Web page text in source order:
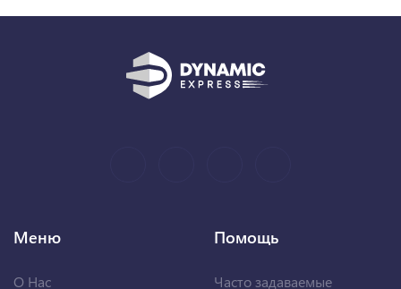
Меню
О Нас
Помощь
Часто задаваемые